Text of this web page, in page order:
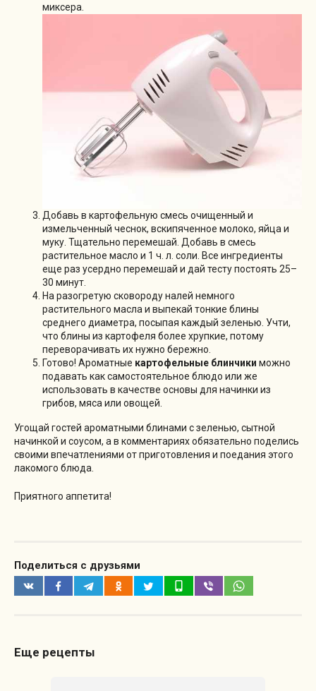
миксера.
Добавь в картофельную смесь очищенный и
измельченный чеснок, вскипяченное молоко, яйца и
муку. Тщательно перемешай. Добавь в смесь
растительное масло и 1 ч. л. соли. Все ингредиенты
еще раз усердно перемешай и дай тесту постоять 25–
30 минут.
На разогретую сковороду налей немного
растительного масла и выпекай тонкие блины
среднего диаметра, посыпая каждый зеленью. Учти,
что блины из картофеля более хрупкие, потому
переворачивать их нужно бережно.
Готово! Ароматные картофельные блинчики можно
подавать как самостоятельное блюдо или же
использовать в качестве основы для начинки из
грибов, мяса или овощей.
Угощай гостей ароматными блинами с зеленью, сытной
начинкой и соусом, а в комментариях обязательно поделись
своими впечатлениями от приготовления и поедания этого
лакомого блюда.
Приятного аппетита!
Поделиться с друзьями
Еще рецепты